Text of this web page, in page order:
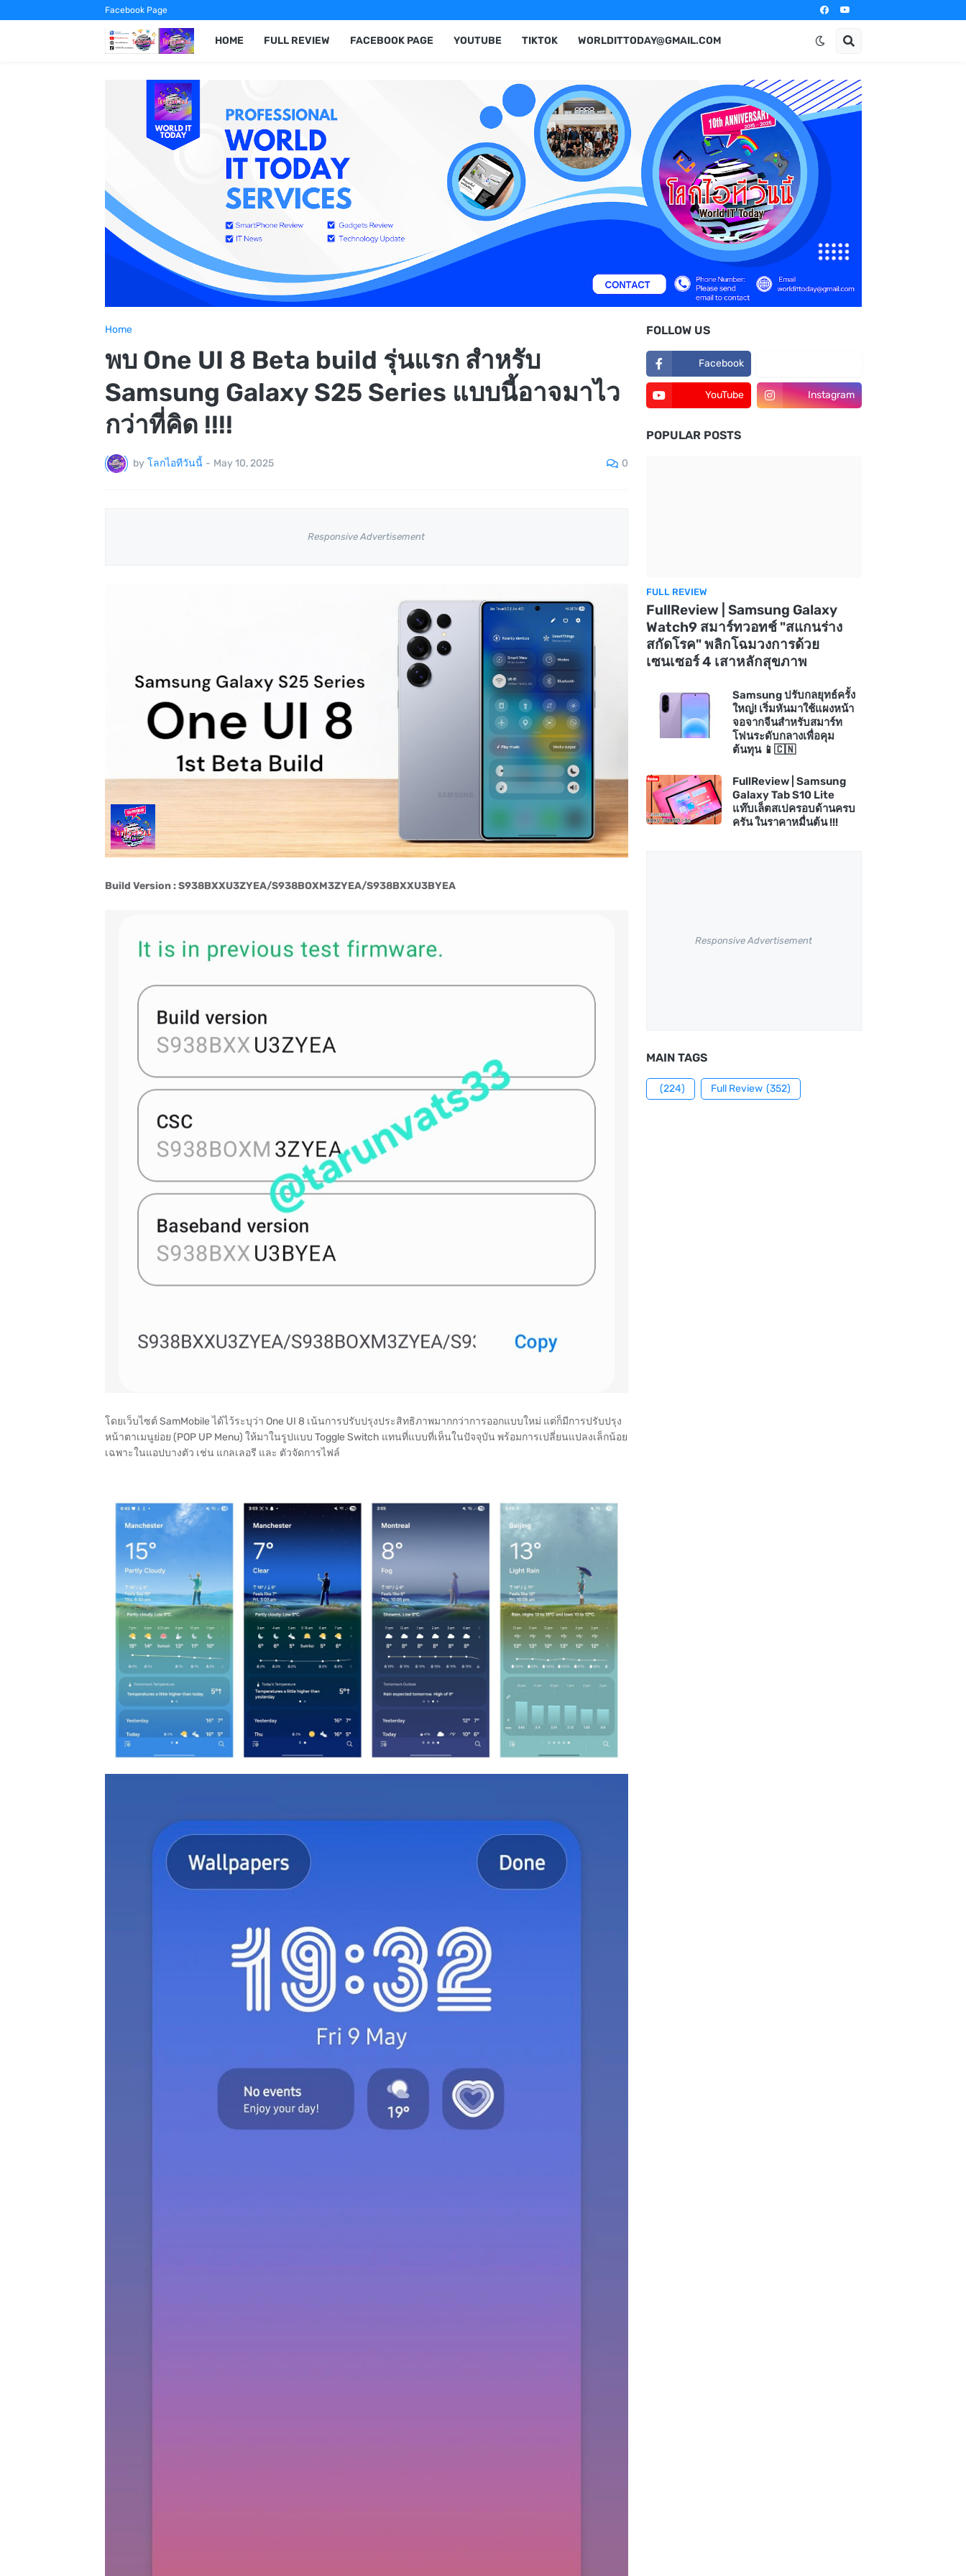
Facebook Page
HOME FULL REVIEW FACEBOOK PAGE YOUTUBE TIKTOK WORLDITTODAY@GMAIL.COM
Home
พบ One UI 8 Beta build รุ่นแรก สำหรับ
Samsung Galaxy S25 Series แบบนี้อาจมาไว
กว่าที่คิด !!!!
by โลกไอทีวันนี้ - May 10, 2025 0
Responsive Advertisement
Build Version : S938BXXU3ZYEA/S938BOXM3ZYEA/S938BXXU3BYEA
โดยเว็บไซต์ SamMobile ได้ไว้ระบุว่า One UI 8 เน้นการปรับปรุงประสิทธิภาพมากกว่าการออกแบบใหม่ แต่ก็มีการปรับปรุง
หน้าตาเมนูย่อย (POP UP Menu) ให้มาในรูปแบบ Toggle Switch แทนที่แบบที่เห็นในปัจจุบัน พร้อมการเปลี่ยนแปลงเล็กน้อย
เฉพาะในแอปบางตัว เช่น แกลเลอรี และ ตัวจัดการไฟล์
FOLLOW US
Facebook
YouTube Instagram
POPULAR POSTS
FULL REVIEW
FullReview | Samsung Galaxy
Watch9 สมาร์ทวอทช์ "สแกนร่าง
สกัดโรค" พลิกโฉมวงการด้วย
เซนเซอร์ 4 เสาหลักสุขภาพ
Samsung ปรับกลยุทธ์ครั้ง
ใหญ่! เริ่มหันมาใช้แผงหน้า
จอจากจีนสำหรับสมาร์ท
โฟนระดับกลางเพื่อคุม
ต้นทุน 📱🇨🇳
FullReview | Samsung
Galaxy Tab S10 Lite
แท๊บเล็ตสเปครอบด้านครบ
ครัน ในราคาหมื่นต้น !!!
Responsive Advertisement
MAIN TAGS
(224) Full Review (352)